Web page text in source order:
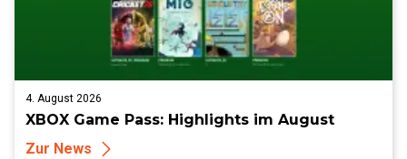
4. August 2026
XBOX Game Pass: Highlights im August
Zur News